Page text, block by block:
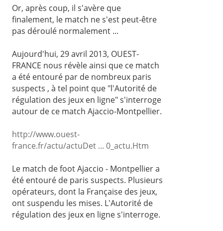
Or, après coup, il s'avère que
finalement, le match ne s'est peut-être
pas déroulé normalement ...
Aujourd'hui, 29 avril 2013, OUEST-
FRANCE nous révèle ainsi que ce match
a été entouré par de nombreux paris
suspects , à tel point que "l'Autorité de
régulation des jeux en ligne" s'interroge
autour de ce match Ajaccio-Montpellier.
http://www.ouest-
france.fr/actu/actuDet ... 0_actu.Htm
Le match de foot Ajaccio - Montpellier a
été entouré de paris suspects. Plusieurs
opérateurs, dont la Française des jeux,
ont suspendu les mises. L'Autorité de
régulation des jeux en ligne s'interroge.